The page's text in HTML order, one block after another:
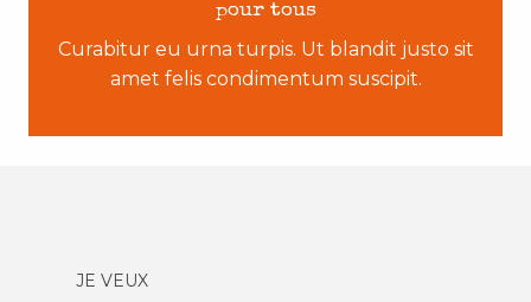
pour tous
Curabitur eu urna turpis. Ut blandit justo sit
amet felis condimentum suscipit.
JE VEUX